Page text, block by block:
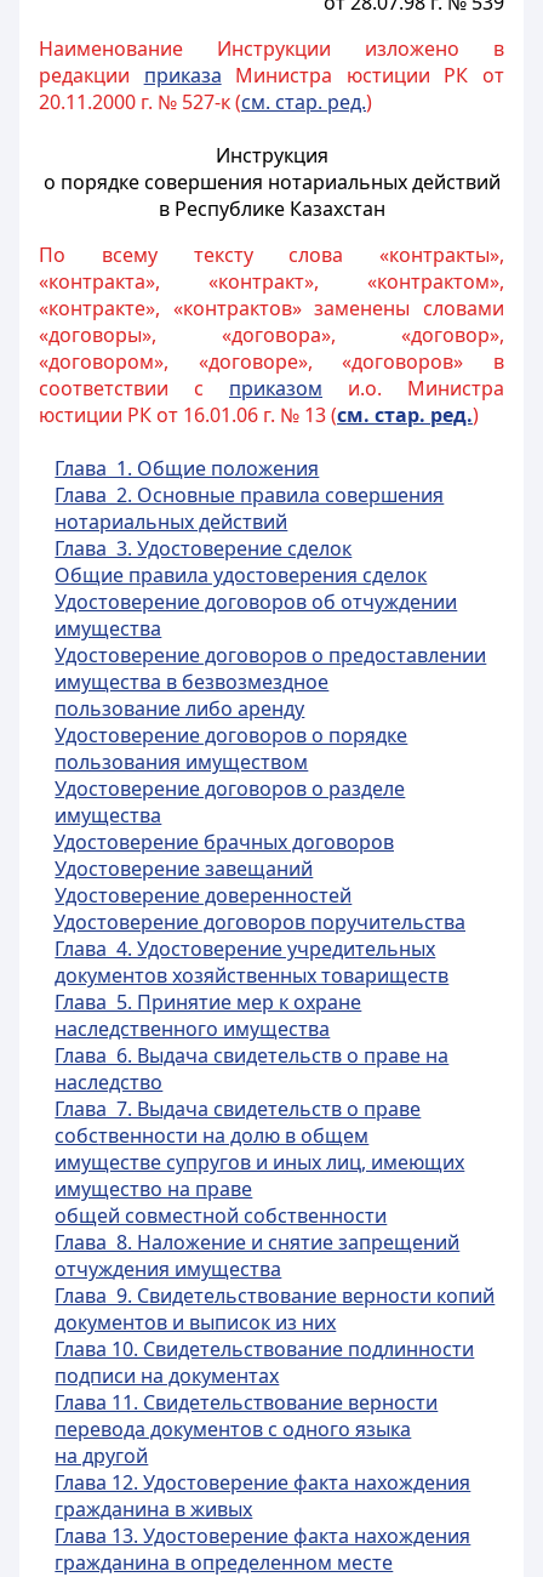
Наименование Инструкции изложено в
редакции приказа Министра юстиции РК от
20.11.2000 г. № 527-к (см. стар. ред.)
Инструкция
о порядке совершения нотариальных действий
в Республике Казахстан
По всему тексту слова «контракты»,
«контракта», «контракт», «контрактом»,
«контракте», «контрактов» заменены словами
«договоры», «договора», «договор»,
«договором», «договоре», «договоров» в
соответствии с приказом и.о. Министра
юстиции РК от 16.01.06 г. № 13 (см. стар. ред.)
Глава 1. Общие положения
Глава 2. Основные правила совершения
нотариальных действий
Глава 3. Удостоверение сделок
Общие правила удостоверения сделок
Удостоверение договоров об отчуждении
имущества
Удостоверение договоров о предоставлении
имущества в безвозмездное
пользование либо аренду
Удостоверение договоров о порядке
пользования имуществом
Удостоверение договоров о разделе
имущества
Удостоверение брачных договоров
Удостоверение завещаний
Удостоверение доверенностей
Удостоверение договоров поручительства
Глава 4. Удостоверение учредительных
документов хозяйственных товариществ
Глава 5. Принятие мер к охране
наследственного имущества
Глава 6. Выдача свидетельств о праве на
наследство
Глава 7. Выдача свидетельств о праве
собственности на долю в общем
имуществе супругов и иных лиц, имеющих
имущество на праве
общей совместной собственности
Глава 8. Наложение и снятие запрещений
отчуждения имущества
Глава 9. Свидетельствование верности копий
документов и выписок из них
Глава 10. Свидетельствование подлинности
подписи на документах
Глава 11. Свидетельствование верности
перевода документов с одного языка
на другой
Глава 12. Удостоверение факта нахождения
гражданина в живых
Глава 13. Удостоверение факта нахождения
гражданина в определенном месте